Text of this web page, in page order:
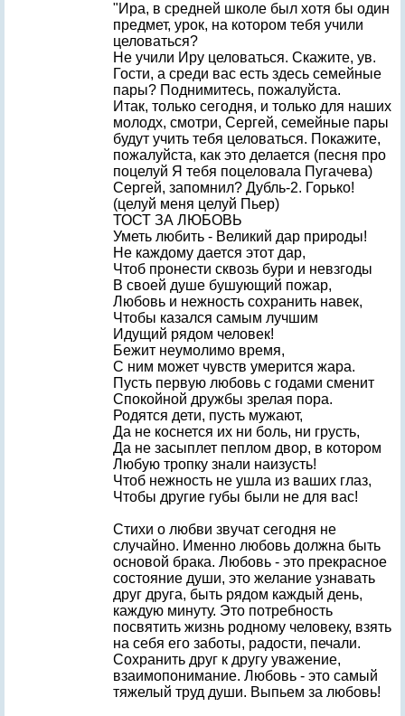
"Ира, в средней школе был хотя бы один
предмет, урок, на котором тебя учили
целоваться?
Hе учили Иру целоваться. Скажите, ув.
Гости, а среди вас есть здесь семейные
пары? Поднимитесь, пожалуйста.
Итак, только сегодня, и только для наших
молодх, смотри, Сергей, семейные пары
будут учить тебя целоваться. Покажите,
пожалуйста, как это делается (песня про
поцелуй Я тебя поцеловала Пугачева)
Сергей, запомнил? Дубль-2. Горько!
(целуй меня целуй Пьер)
ТОСТ ЗА ЛЮБОВЬ
Уметь любить - Великий дар природы!
Hе каждому дается этот дар,
Чтоб пронести сквозь бури и невзгоды
В своей душе бушующий пожар,
Любовь и нежность сохранить навек,
Чтобы казался самым лучшим
Идущий рядом человек!
Бежит неумолимо время,
С ним может чувств умерится жара.
Пусть первую любовь с годами сменит
Спокойной дружбы зрелая пора.
Родятся дети, пусть мужают,
Да не коснется их ни боль, ни грусть,
Да не засыплет пеплом двор, в котором
Любую тропку знали наизусть!
Чтоб нежность не ушла из ваших глаз,
Чтобы другие губы были не для вас!
Стихи о любви звучат сегодня не
случайно. Именно любовь должна быть
основой брака. Любовь - это прекрасное
состояние души, это желание узнавать
друг друга, быть рядом каждый день,
каждую минуту. Это потребность
посвятить жизнь родному человеку, взять
на себя его заботы, радости, печали.
Сохранить друг к другу уважение,
взаимопонимание. Любовь - это самый
тяжелый труд души. Выпьем за любовь!